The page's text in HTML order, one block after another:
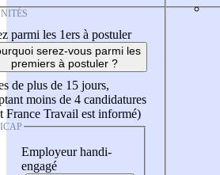
parmi les 1ers à postuler
serez-vous parmi les
premiers à postuler ?
de plus de 15 jours,
moins de 4 candidatures
France Travail est informé)
Employeur handi-
engagé